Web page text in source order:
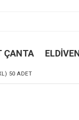
ÇANTA
50 ADET